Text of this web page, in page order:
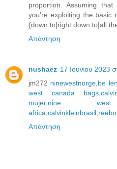
proportion. Assuming
you’re exploiting the
{down to|right down to|all
Απάντηση
nushaez 17 Ιουνίου 2023
jm272 ninewestnorge be
west canada bags,
mujer, nine
africa calvinkleinbrasil
Απάντηση